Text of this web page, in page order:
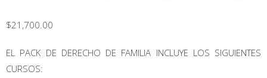
$21,700.00
EL PACK DE DERECHO DE FAMILIA INCLUYE LOS SIGUIENTES
CURSOS: